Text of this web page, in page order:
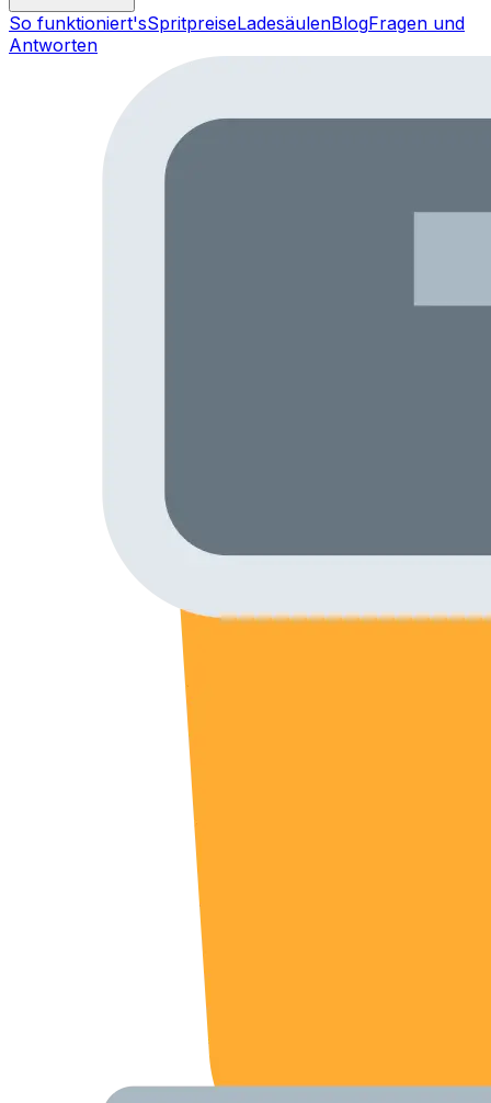
So funktioniert'sSpritpreiseLadesäulenBlogFragen und
Antworten